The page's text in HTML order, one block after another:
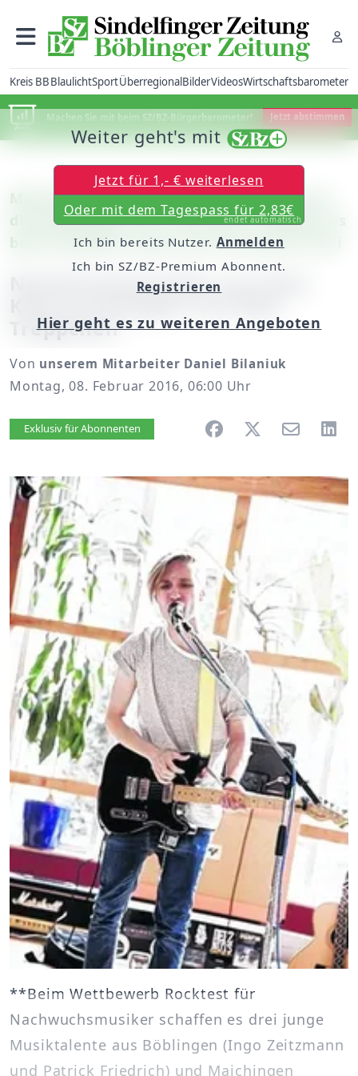
Kreis BBBlaulichtSportÜberregionalBilderVideosWirtschaftsbarometer
Machen Sie mit beim SZ/BZ-Bürgerbarometer! Jetzt abstimmen
Maichingen/Böblingen: Daniel Vogrin und
die Hip-Hopper von „The Peace“ schaffen es
beim Rocktest-Finale unter die besten Drei
Nachwuchsmusiker aus dem
Treppchen
Von unserem Mitarbeiter Daniel Bilaniuk
Montag, 08. Februar 2016, 06:00 Uhr
Artikel vorlesen
Exklusiv für Abonnenten
**Beim Wettbewerb Rocktest für
Nachwuchsmusiker schaffen es drei junge
Musiktalente aus Böblingen (Ingo Zeitzmann
und Patrick Friedrich) und Maichingen
Weiter geht's mit
Jetzt für 1,- € weiterlesen
Oder mit dem Tagespass für 2,83€
endet automatisch
Ich bin bereits Nutzer. Anmelden
Ich bin SZ/BZ-Premium Abonnent.
Registrieren
Hier geht es zu weiteren Angeboten